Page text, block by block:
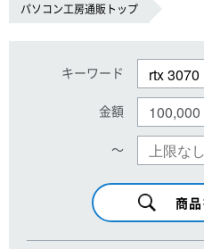
パソコン工房通販トップ
キーワード
金額
〜